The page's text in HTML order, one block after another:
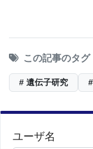
この記事のタグ
# 遺伝子研究
ユーザ名